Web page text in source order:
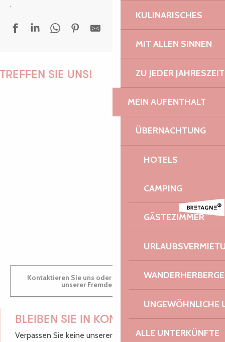
KULINARISCHES
MIT ALLEN SINNEN
ZU JEDER JAHRESZEIT
MEIN AUFENTHALT
ÜBERNACHTUNG
HOTELS
CAMPING
GÄSTEZIMMER
UNGEWÖHNLICHE
ALLE UNTERKÜNFTE
.
TREFFEN SIE UNS!
PAULINE
AUDREY
Kontaktieren Sie uns oder besuchen Sie uns in einem
unserer Fremdenverkehrsbüros.
BLEIBEN SIE IN KONTAKT!
Verpassen Sie keine unserer guten Tipps und